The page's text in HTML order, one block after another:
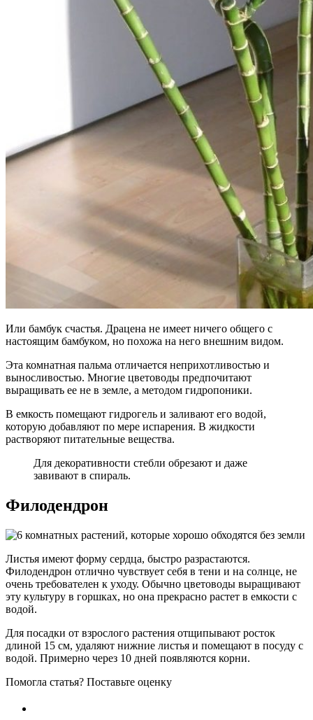
Или бамбук счастья. Драцена не имеет ничего общего с
настоящим бамбуком, но похожа на него внешним видом.
Эта комнатная пальма отличается неприхотливостью и
выносливостью. Многие цветоводы предпочитают
выращивать ее не в земле, а методом гидропоники.
В емкость помещают гидрогель и заливают его водой,
которую добавляют по мере испарения. В жидкости
растворяют питательные вещества.
Для декоративности стебли обрезают и даже
завивают в спираль.
Филодендрон
Листья имеют форму сердца, быстро разрастаются.
Филодендрон отлично чувствует себя в тени и на солнце, не
очень требователен к уходу. Обычно цветоводы выращивают
эту культуру в горшках, но она прекрасно растет в емкости с
водой.
Для посадки от взрослого растения отщипывают росток
длиной 15 см, удаляют нижние листья и помещают в посуду с
водой. Примерно через 10 дней появляются корни.
Помогла статья? Поставьте оценку